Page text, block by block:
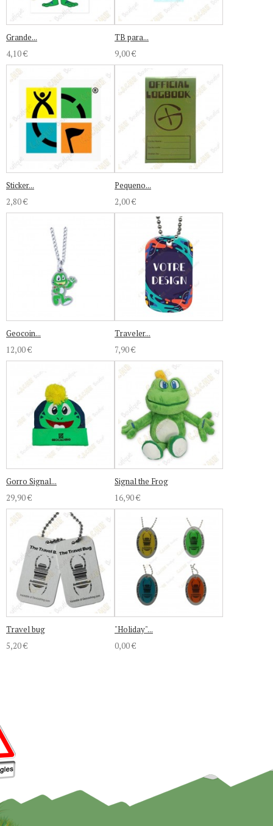
Grande...
4,10 €
TB para...
9,00 €
Sticker...
2,80 €
Pequeno...
2,00 €
Geocoin...
12,00 €
Traveler...
7,90 €
Gorro Signal...
29,90 €
Signal the Frog
16,90 €
Travel bug
5,20 €
"Holiday"...
0,00 €